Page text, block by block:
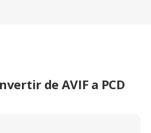
de AVIF a PCD